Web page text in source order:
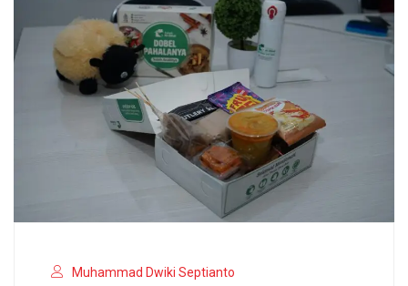
Muhammad Dwiki Septianto